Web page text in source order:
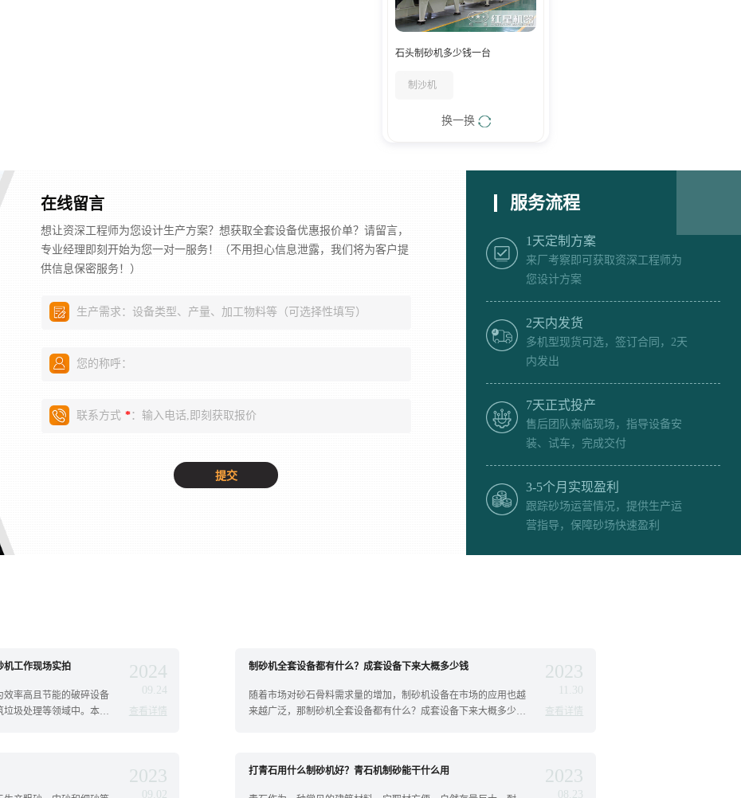
石头制砂机多少钱一台
制沙机
换一换
在线留言
想让资深工程师为您设计生产方案？想获取全套设备优惠报价单？请留言，
专业经理即刻开始为您一对一服务！（不用担心信息泄露，我们将为客户提
供信息保密服务！）
生产需求：设备类型、产量、加工物料等（可选择性填写）
您的称呼：
联系方式 *：输入电话,即刻获取报价
服务流程
1天定制方案
来厂考察即可获取资深工程师为
您设计方案
2天内发货
多机型现货可选，签订合同，2天
内发出
7天正式投产
售后团队亲临现场，指导设备安
装、试车，完成交付
3-5个月实现盈利
跟踪砂场运营情况，提供生产运
营指导，保障砂场快速盈利
机工作现场实拍
率高且节能的破碎设备
圾处理等领域中。本文
2024
09.24
查看详情
制砂机全套设备都有什么？成套设备下来大概多少钱
随着市场对砂石骨料需求量的增加，制砂机设备在市场的应用也越
来越广泛，那制砂机全套设备都有什么？成套设备下来大概多少
2023
11.30
查看详情
2023
09.02
打青石用什么制砂机好？青石机制砂能干什么用 2023
08.23